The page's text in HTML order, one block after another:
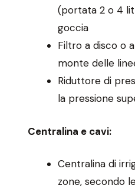
(portata 2 o 4
goccia
Filtro a disco o
monte delle
Riduttore di
la pressione
Centralina e cavi:
Centralina di
zone, secondo